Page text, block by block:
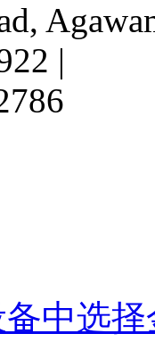
|
中选